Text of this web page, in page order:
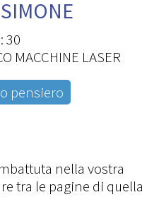
30
MACCHINE LASER
pensiero
nella vostra
tra le pagine di quella